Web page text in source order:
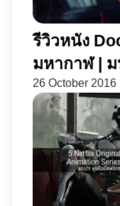
รีวิวหนัง
มหากาฬ |
26 October 2016